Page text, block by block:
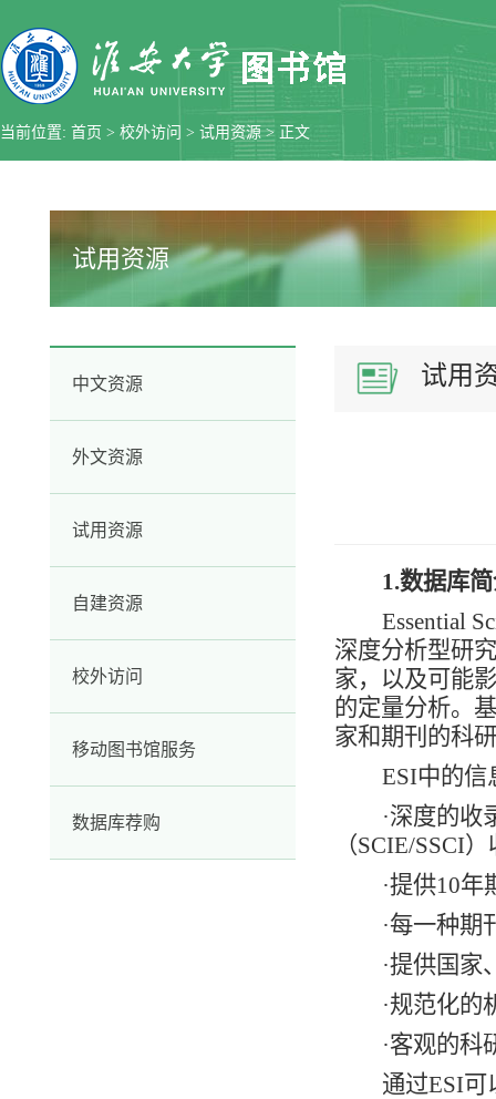
当前位置: 首页 > 校外访问 > 试用资源> 正文
试用资源
中文资源
外文资源
试用资源
自建资源
校外访问
移动图书馆服务
数据库荐购
试用
1.数据库
Essential
深度分析型研
家，以及可能
的定量分析。
家和期刊的科
ESI中的信
·深度的收
（SCIE/SSCI
·提供10
·每一种期
·提供国家
·规范化的
·客观的科
通过ESI可